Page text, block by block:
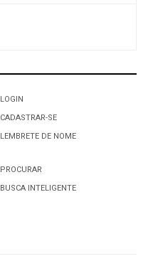
LOGIN
CADASTRAR-SE
LEMBRETE DE NOME
PROCURAR
BUSCA INTELIGENTE